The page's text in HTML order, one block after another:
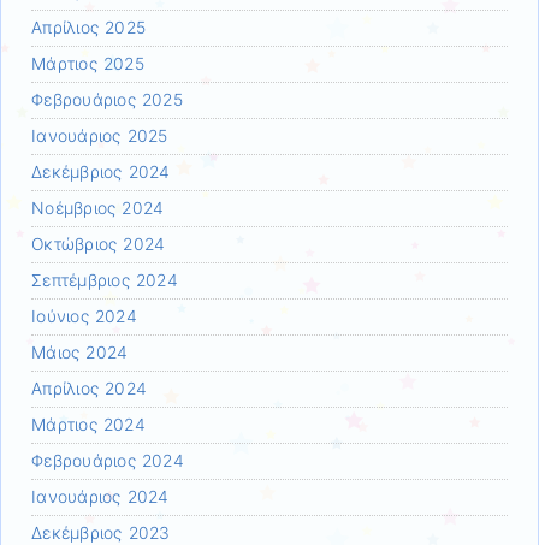
Απρίλιος 2025
Μάρτιος 2025
Φεβρουάριος 2025
Ιανουάριος 2025
Δεκέμβριος 2024
Νοέμβριος 2024
Οκτώβριος 2024
Σεπτέμβριος 2024
Ιούνιος 2024
Μάιος 2024
Απρίλιος 2024
Μάρτιος 2024
Φεβρουάριος 2024
Ιανουάριος 2024
Δεκέμβριος 2023